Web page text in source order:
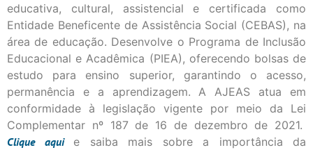
educativa, cultural, assistencial e certificada como
Entidade Beneficente de Assistência Social (CEBAS), na
área de educação. Desenvolve o Programa de Inclusão
Educacional e Acadêmica (PIEA), oferecendo bolsas de
estudo para ensino superior, garantindo o acesso,
permanência e a aprendizagem. A AJEAS atua em
conformidade à legislação vigente por meio da Lei
Complementar nº 187 de 16 de dezembro de 2021.
Cliqueaqui
e saiba mais sobre a importância da